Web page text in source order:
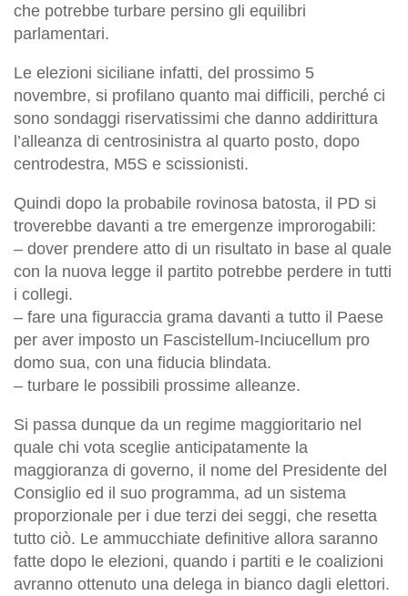
che potrebbe turbare persino gli equilibri
parlamentari.
Le elezioni siciliane infatti, del prossimo 5
novembre, si profilano quanto mai difficili, perché ci
sono sondaggi riservatissimi che danno addirittura
l’alleanza di centrosinistra al quarto posto, dopo
centrodestra, M5S e scissionisti.
Quindi dopo la probabile rovinosa batosta, il PD si
troverebbe davanti a tre emergenze improrogabili:
– dover prendere atto di un risultato in base al quale
con la nuova legge il partito potrebbe perdere in tutti
i collegi.
– fare una figuraccia grama davanti a tutto il Paese
per aver imposto un Fascistellum-Inciucellum pro
domo sua, con una fiducia blindata.
– turbare le possibili prossime alleanze.
Si passa dunque da un regime maggioritario nel
quale chi vota sceglie anticipatamente la
maggioranza di governo, il nome del Presidente del
Consiglio ed il suo programma, ad un sistema
proporzionale per i due terzi dei seggi, che resetta
tutto ciò. Le ammucchiate definitive allora saranno
fatte dopo le elezioni, quando i partiti e le coalizioni
avranno ottenuto una delega in bianco dagli elettori.